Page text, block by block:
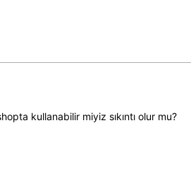
kullanabilir miyiz sıkıntı olur mu?